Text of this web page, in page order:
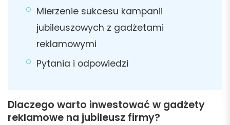
Mierzenie sukcesu kampanii
jubileuszowych z gadżetami
reklamowymi
Pytania i odpowiedzi
Dlaczego warto inwestować w gadżety
reklamowe na jubileusz firmy?